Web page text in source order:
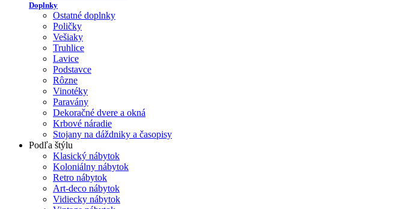
Doplnky
Ostatné doplnky
Poličky
Vešiaky
Truhlice
Lavice
Podstavce
Rôzne
Vinotéky
Paravány
Dekoračné dvere a okná
Krbové náradie
Stojany na dáždniky a časopisy
Podľa štýlu
Klasický nábytok
Koloniálny nábytok
Retro nábytok
Art-deco nábytok
Vidiecky nábytok